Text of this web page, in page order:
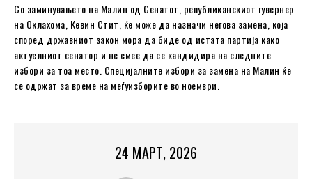
Со заминувањето на Малин од Сенатот, републиканскиот гувернер
на Оклахома, Кевин Стит, ќе може да назначи негова замена, која
според државниот закон мора да биде од истата партија како
актуелниот сенатор и не смее да се кандидира на следните
избори за тоа место. Специјалните избори за замена на Малин ќе
се одржат за време на меѓуизборите во ноември.
24 МАРТ, 2026